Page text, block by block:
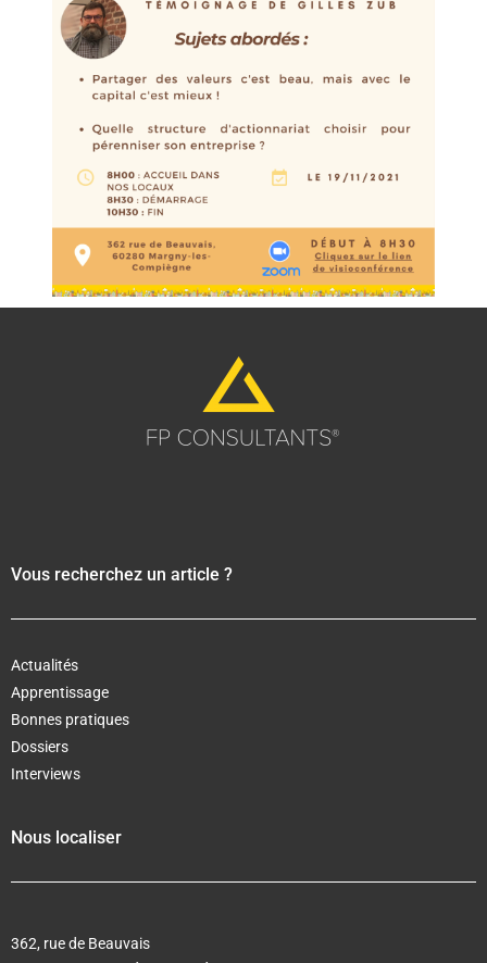
Vous recherchez un article ?
Actualités
Apprentissage
Bonnes pratiques
Dossiers
Interviews
Nous localiser
362, rue de Beauvais